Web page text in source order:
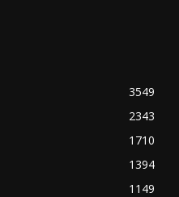
3549
2343
1710
1394
1149